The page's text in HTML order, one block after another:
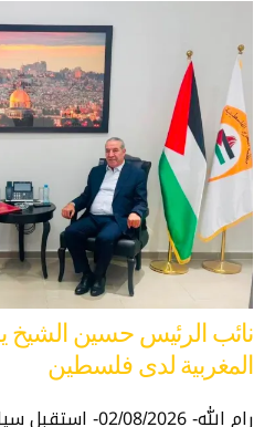
نائب الرئيس حسين الشيخ
المغربية لدى فلسطين
رام الله- 02/08/